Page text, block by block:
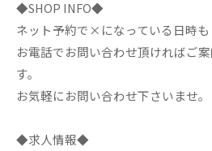
◆SHOP INFO◆
ネット予約で×になっている日時も
お電話でお問い合わせ頂ければご
す。
お気軽にお問い合わせ下さいませ。
◆求人情報◆